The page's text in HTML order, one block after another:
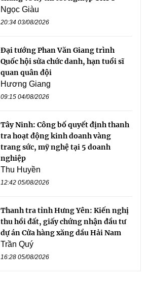
Ngọc Giàu
20:34 03/08/2026
Đại tướng Phan Văn Giang trình
Quốc hội sửa chức danh, hạn tuổi sĩ
quan quân đội
Hương Giang
09:15 04/08/2026
Tây Ninh: Công bố quyết định thanh
tra hoạt động kinh doanh vàng
trang sức, mỹ nghệ tại 5 doanh
nghiệp
Thu Huyền
12:42 05/08/2026
Thanh tra tỉnh Hưng Yên: Kiến nghị
thu hồi đất, giấy chứng nhận đầu tư
dự án Cửa hàng xăng dầu Hải Nam
Trần Quý
16:28 05/08/2026